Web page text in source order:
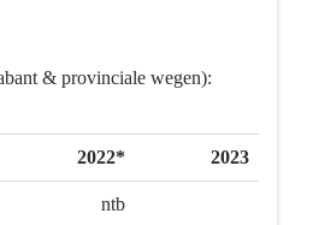
& provinciale wegen):
2022* 2023
ntb